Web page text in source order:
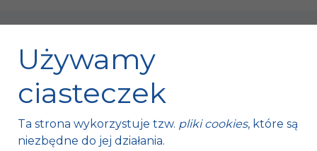
Mroczków 4a,
Używamy
ciasteczek
Ta strona wykorzystuje tzw. pliki cookies, które są
niezbędne do jej działania.